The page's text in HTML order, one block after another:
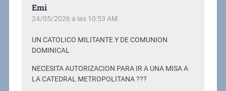
Emi
24/05/2026 a las 10:53 AM
UN CATOLICO MILITANTE Y DE COMUNION
DOMINICAL
NECESITA AUTORIZACION PARA IR A UNA MISA A
LA CATEDRAL METROPOLITANA ???